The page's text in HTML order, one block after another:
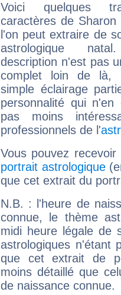
Voici quelques
caractères de Sharon
l'on peut extraire de
astrologique
description n'est pas
complet loin de là,
simple éclairage
personnalité qui n'en
pas moins
professionnels de l'
Vous pouvez
portrait astrologique
que cet extrait du
N.B. : l'heure de
connue, le thème
midi heure légale de
astrologiques n'étant
que cet extrait de
moins détaillé que
de naissance connue.